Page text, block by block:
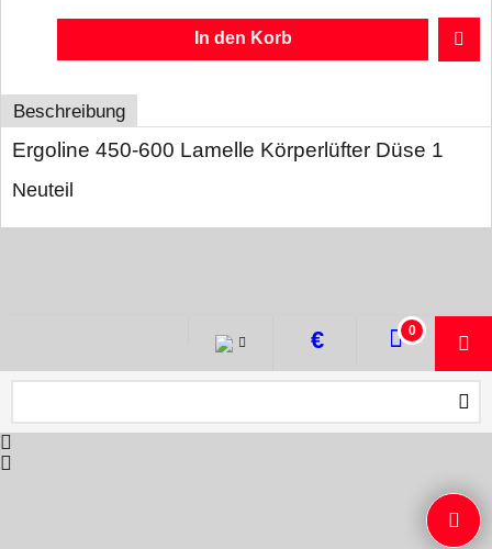
In den Korb
Beschreibung
Ergoline 450-600 Lamelle Körperlüfter Düse 1
Neuteil
0
€